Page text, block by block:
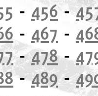
- 456-
- 467 -
-478-
-489-